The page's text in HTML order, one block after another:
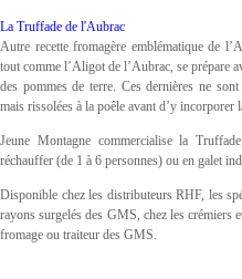
La Truffade de l'Aubrac
Autre recette fromagère emblématique de
tout comme l’Aligot de l’Aubrac, se prépare
des pommes de terre. Ces dernières ne
mais rissolées à la poêle avant d’y incorporer
Jeune Montagne commercialise la
réchauffer (de 1 à 6 personnes) ou en galet
Disponible chez les distributeurs RHF, les
rayons surgelés des GMS, chez les crémiers
fromage ou traiteur des GMS.